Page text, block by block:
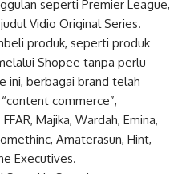
seperti Premier League,
Vidio Original Series.
produk, seperti produk
Shopee tanpa perlu
ini, berbagai brand telah
commerce”,
Majika, Wardah, Emina,
Amaterasun, Hint,
Executives.